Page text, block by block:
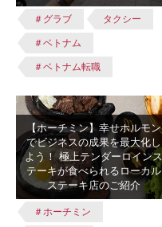
＃グラブ タクシー
＃ベトナム
＃ベトナム転職
【ホーチミン】幸せホルモン
でビジネスの成果を最大化し
よう！ 極上テンダーロインス
テーキが食べられるローカル
ステーキ店のご紹介
＃ホーチミン